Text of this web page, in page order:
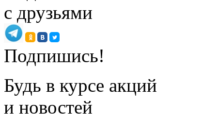
с друзьями
Подпишись!
Будь в курсе акций
и новостей